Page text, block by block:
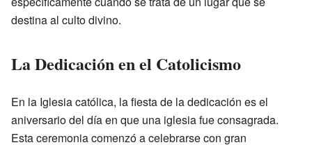
destina al culto divino.
La Dedicación en el Catolicismo
En la Iglesia católica, la fiesta de la dedicación es el
aniversario del día en que una iglesia fue consagrada.
Esta ceremonia comenzó a celebrarse con gran